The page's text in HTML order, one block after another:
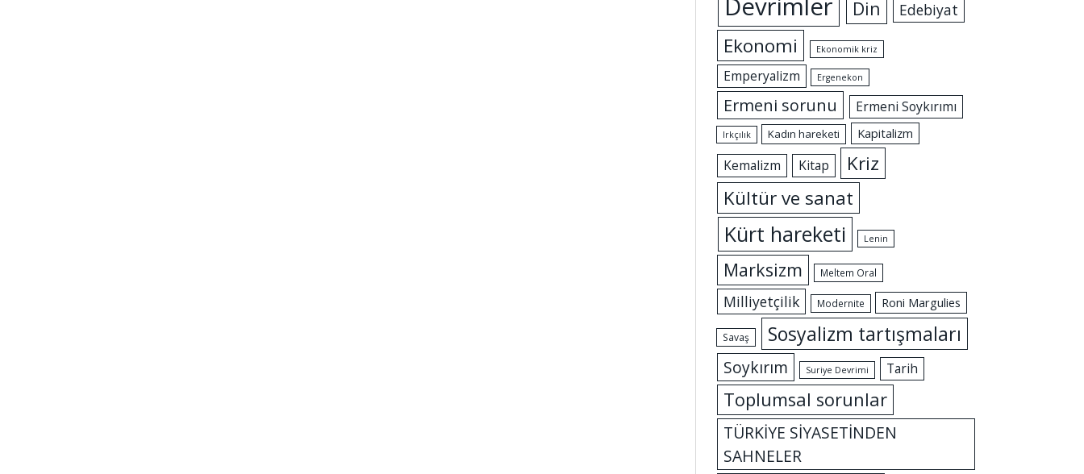
Devrimler Din Edebiyat
Ekonomi Ekonomik kriz
Emperyalizm Ergenekon
Ermeni sorunu Ermeni Soykırımı
Irkçılık Kadın hareketi Kapitalizm
Kemalizm Kitap
Kriz
Kültür ve sanat
Kürt hareketi Lenin
Marksizm Meltem Oral
Milliyetçilik Modernite Roni Margulies
Savaş Sosyalizm tartışmaları
Soykırım Suriye Devrimi Tarih
Toplumsal sorunlar
TÜRKİYE SİYASETİNDEN
SAHNELER